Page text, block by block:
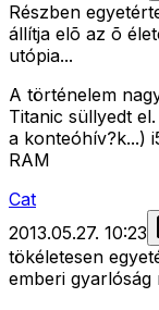
Részben
állítja elõ az õ
utópia...
A történelem
Titanic süllyedt
a konteóhív?k...)
RAM
Cat
2013.05.27. 10:23
tökéletesen
emberi gyarlóság